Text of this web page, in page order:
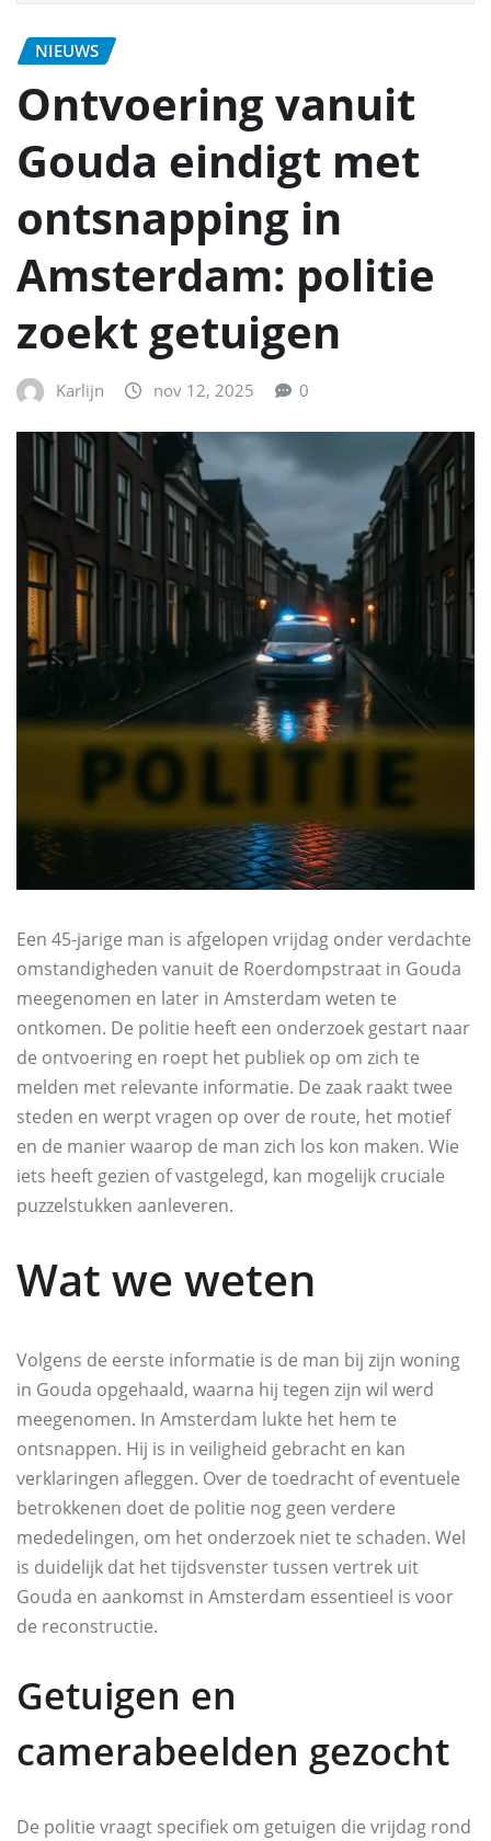
NIEUWS
Ontvoering vanuit
Gouda eindigt met
ontsnapping in
Amsterdam: politie
zoekt getuigen
Karlijn nov 12, 2025 0
Een 45-jarige man is afgelopen vrijdag onder verdachte
omstandigheden vanuit de Roerdompstraat in Gouda
meegenomen en later in Amsterdam weten te
ontkomen. De politie heeft een onderzoek gestart naar
de ontvoering en roept het publiek op om zich te
melden met relevante informatie. De zaak raakt twee
steden en werpt vragen op over de route, het motief
en de manier waarop de man zich los kon maken. Wie
iets heeft gezien of vastgelegd, kan mogelijk cruciale
puzzelstukken aanleveren.
Wat we weten
Volgens de eerste informatie is de man bij zijn woning
in Gouda opgehaald, waarna hij tegen zijn wil werd
meegenomen. In Amsterdam lukte het hem te
ontsnappen. Hij is in veiligheid gebracht en kan
verklaringen afleggen. Over de toedracht of eventuele
betrokkenen doet de politie nog geen verdere
mededelingen, om het onderzoek niet te schaden. Wel
is duidelijk dat het tijdsvenster tussen vertrek uit
Gouda en aankomst in Amsterdam essentieel is voor
de reconstructie.
Getuigen en
camerabeelden gezocht
De politie vraagt specifiek om getuigen die vrijdag rond